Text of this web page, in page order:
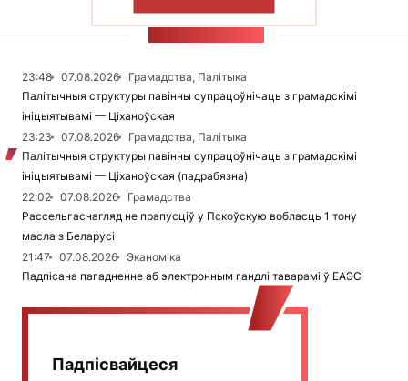
23:48 07.08.2026
Грамадства, Палітыка
Палітычныя структуры павінны супрацоўнічаць з грамадскімі
ініцыятывамі — Ціханоўская
23:23
07.08.2026
Грамадства, Палітыка
Палітычныя структуры павінны супрацоўнічаць з грамадскімі
ініцыятывамі — Ціханоўская (падрабязна)
22:02
07.08.2026
Грамадства
Рассельгаснагляд не прапусціў у Пскоўскую вобласць 1 тону
масла з Беларусі
21:47
07.08.2026
Эканоміка
Падпісана пагадненне аб электронным гандлі таварамі ў ЕАЭС
Падпісвайцеся